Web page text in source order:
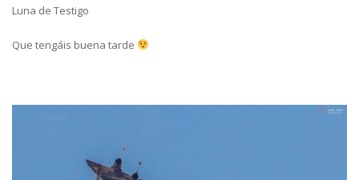
Luna de Testigo
Que tengáis buena tarde